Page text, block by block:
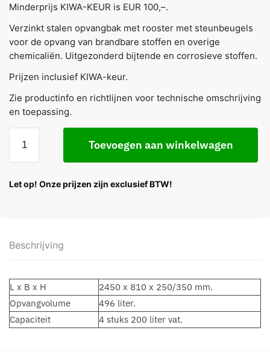
Minderprijs KIWA-KEUR is EUR 100,–.
Verzinkt stalen opvangbak met rooster met steunbeugels
voor de opvang van brandbare stoffen en overige
chemicaliën. Uitgezonderd bijtende en corrosieve stoffen.
Prijzen inclusief KIWA-keur.
Zie productinfo en richtlijnen voor technische omschrijving
en toepassing.
Toevoegen aan winkelwagen
Let op! Onze prijzen zijn exclusief BTW!
Beschrijving
L x B x H
2450 x 810 x 250/350 mm.
Opvangvolume
496 liter.
Capaciteit
4 stuks 200 liter vat.